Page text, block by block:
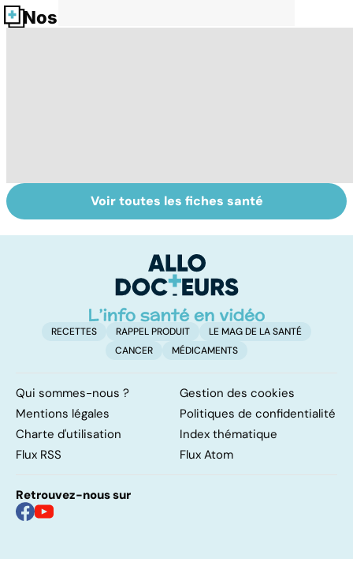
Nos fiches santé
La voix et ses
mystères
Cellules souches
: la médecine de
Voir toutes les fiches santé
RECETTES RAPPEL PRODUIT
LE MAG DE LA SANTÉ
CANCER
MÉDICAMENTS
Qui sommes-nous ?
Gestion des cookies
Mentions légales
Politiques de confidentialité
Charte d'utilisation
Index thématique
Flux RSS
Flux Atom
Retrouvez-nous sur